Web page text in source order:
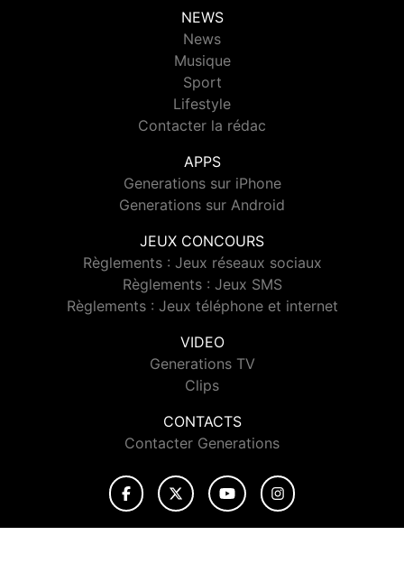
NEWS
News
Musique
Sport
Lifestyle
Contacter la rédac
APPS
Generations sur iPhone
Generations sur Android
JEUX CONCOURS
Règlements : Jeux réseaux sociaux
Règlements : Jeux SMS
Règlements : Jeux téléphone et internet
VIDEO
Generations TV
Clips
CONTACTS
Contacter Generations